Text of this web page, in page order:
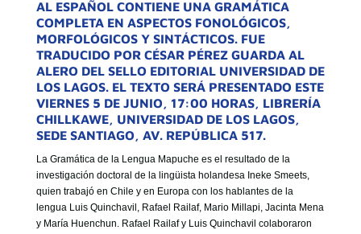
AL ESPAÑOL CONTIENE UNA GRAMÁTICA
COMPLETA EN ASPECTOS FONOLÓGICOS,
MORFOLÓGICOS Y SINTÁCTICOS. FUE
TRADUCIDO POR CÉSAR PÉREZ GUARDA AL
ALERO DEL SELLO EDITORIAL UNIVERSIDAD DE
LOS LAGOS. EL TEXTO SERÁ PRESENTADO ESTE
VIERNES 5 DE JUNIO, 17:00 HORAS, LIBRERÍA
CHILLKAWE, UNIVERSIDAD DE LOS LAGOS,
SEDE SANTIAGO, AV. REPÚBLICA 517.
La Gramática de la Lengua Mapuche es el resultado de la
investigación doctoral de la lingüista holandesa Ineke Smeets,
quien trabajó en Chile y en Europa con los hablantes de la
lengua Luis Quinchavil, Rafael Railaf, Mario Millapi, Jacinta Mena
y María Huenchun. Rafael Railaf y Luis Quinchavil colaboraron